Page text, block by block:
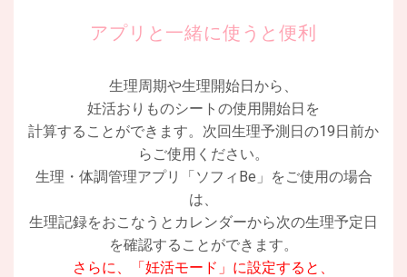
アプリと一緒に使うと便利
生理周期や生理開始日から、
妊活おりものシートの使用開始日を
計算することができます。次回生理予測日の19日前か
らご使用ください。
生理・体調管理アプリ「ソフィBe」をご使用の場合
は、
生理記録をおこなうとカレンダーから次の生理予定日
を確認することができます。
さらに、「妊活モード」に設定すると、